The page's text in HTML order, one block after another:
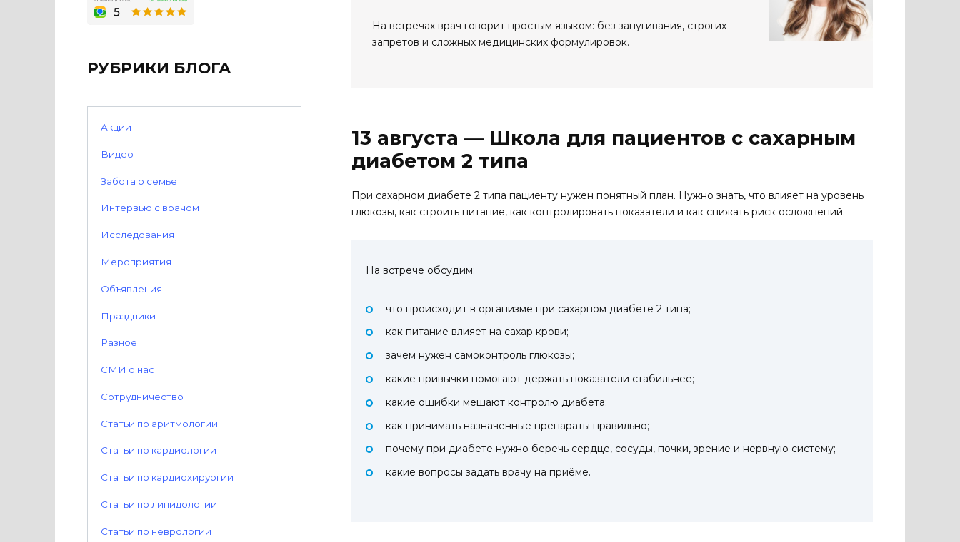
На встречах врач говорит простым языком: без запугивания, строгих
запретов и сложных медицинских формулировок.
13 августа — Школа для пациентов с сахарным
диабетом 2 типа
При сахарном диабете 2 типа пациенту нужен понятный план. Нужно знать, что влияет на уровень
глюкозы, как строить питание, как контролировать показатели и как снижать риск осложнений.
На встрече обсудим:
что происходит в организме при сахарном диабете 2 типа;
как питание влияет на сахар крови;
зачем нужен самоконтроль глюкозы;
какие привычки помогают держать показатели стабильнее;
какие ошибки мешают контролю диабета;
как принимать назначенные препараты правильно;
почему при диабете нужно беречь сердце, сосуды, почки, зрение и нервную систему;
какие вопросы задать врачу на приёме.
РУБРИКИ БЛОГА
Акции
Видео
Забота о семье
Интервью с врачом
Исследования
Мероприятия
Объявления
Праздники
Разное
СМИ о нас
Сотрудничество
Статьи по аритмологии
Статьи по кардиологии
Статьи по кардиохирургии
Статьи по липидологии
Статьи по неврологии